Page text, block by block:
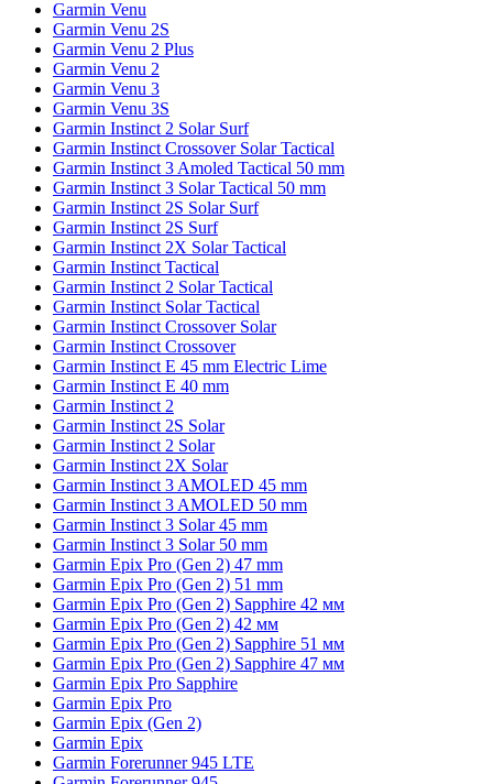
Garmin Venu
Garmin Venu 2S
Garmin Venu 2 Plus
Garmin Venu 2
Garmin Venu 3
Garmin Venu 3S
Garmin Instinct 2 Solar Surf
Garmin Instinct Crossover Solar Tactical
Garmin Instinct 3 Amoled Tactical 50 mm
Garmin Instinct 3 Solar Tactical 50 mm
Garmin Instinct 2S Solar Surf
Garmin Instinct 2S Surf
Garmin Instinct 2X Solar Tactical
Garmin Instinct Tactical
Garmin Instinct 2 Solar Tactical
Garmin Instinct Solar Tactical
Garmin Instinct Crossover Solar
Garmin Instinct Crossover
Garmin Instinct E 45 mm Electric Lime
Garmin Instinct E 40 mm
Garmin Instinct 2
Garmin Instinct 2S Solar
Garmin Instinct 2 Solar
Garmin Instinct 2X Solar
Garmin Instinct 3 AMOLED 45 mm
Garmin Instinct 3 AMOLED 50 mm
Garmin Instinct 3 Solar 45 mm
Garmin Instinct 3 Solar 50 mm
Garmin Epix Pro (Gen 2) 47 mm
Garmin Epix Pro (Gen 2) 51 mm
Garmin Epix Pro (Gen 2) Sapphire 42 мм
Garmin Epix Pro (Gen 2) 42 мм
Garmin Epix Pro (Gen 2) Sapphire 51 мм
Garmin Epix Pro (Gen 2) Sapphire 47 мм
Garmin Epix Pro Sapphire
Garmin Epix Pro
Garmin Epix (Gen 2)
Garmin Epix
Garmin Forerunner 945 LTE